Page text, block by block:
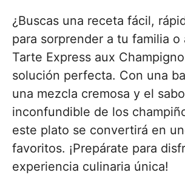
¿Buscas una receta fácil,
para sorprender a tu familia o
Tarte Express aux
solución perfecta. Con una
una mezcla cremosa y el
inconfundible de los
este plato se convertirá en
favoritos. ¡Prepárate para
experiencia culinaria única!